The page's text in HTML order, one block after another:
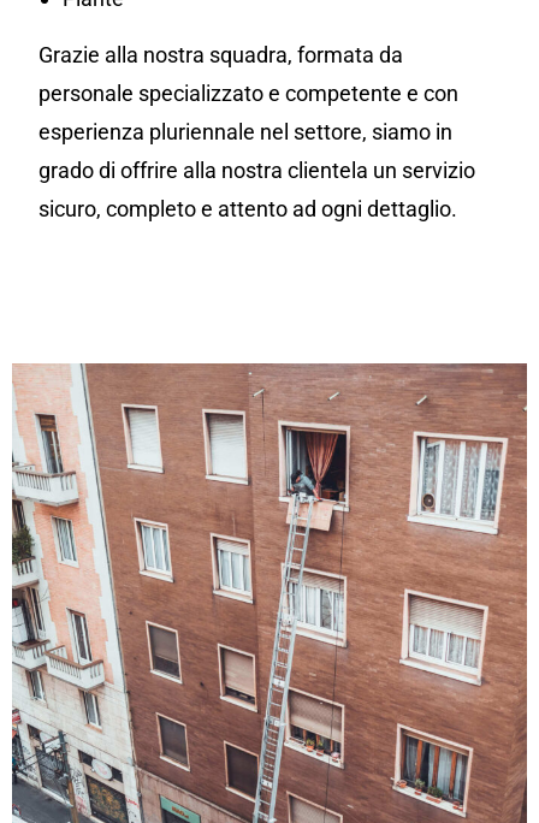
Grazie alla nostra squadra, formata da
personale specializzato e competente e con
esperienza pluriennale nel settore, siamo in
grado di offrire alla nostra clientela un servizio
sicuro, completo e attento ad ogni dettaglio.